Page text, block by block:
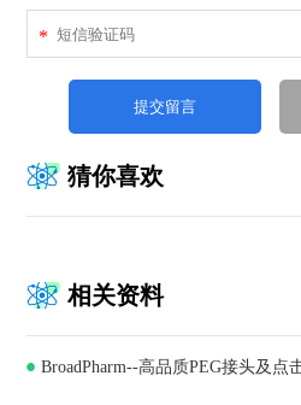
*
猜你喜欢
相关资料
BroadPharm--高品质PEG接头及点